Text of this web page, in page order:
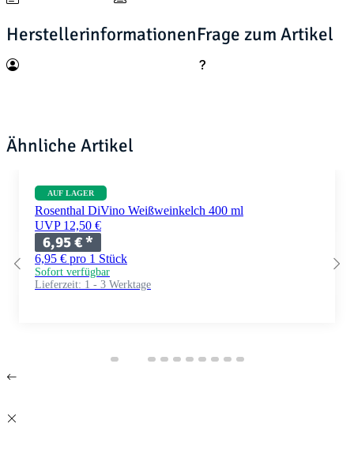
HerstellerinformationenFrage zum Artikel
Ähnliche Artikel
AUF LAGER
Rosenthal DiVino Weißweinkelch 400 ml
UVP 12,50 €
6,95 €*
6,95 € pro 1 Stück
Sofort verfügbar
Lieferzeit: 1 - 3 Werktage